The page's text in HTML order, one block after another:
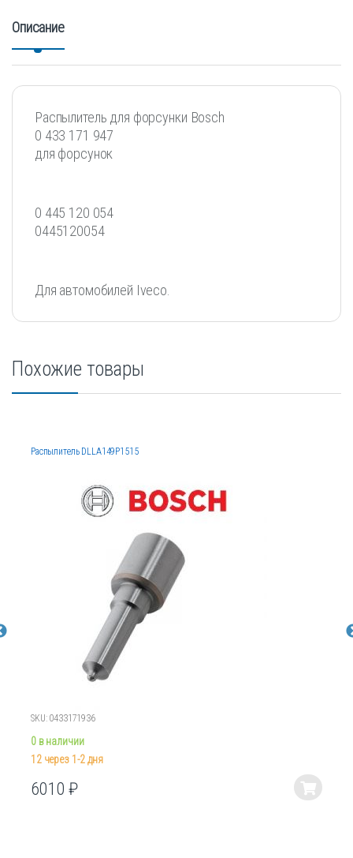
Описание
Распылитель для форсунки Bosch
0 433 171 947
для форсунок
0 445 120 054
0445120054
Для автомобилей Iveco.
Похожие товары
Распылитель DLLA149P1515
SKU: 0433171936
0 в наличии
12 через 1-2 дня
6010₽
Этот